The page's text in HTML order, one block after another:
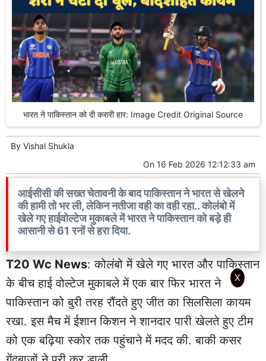
भारत ने पाकिस्तान को दी करारी हार: Image Credit Original Source
By Vishal Shukla
On 16 Feb 2026 12:12:33 am
आईसीसी की सख्त चेतावनी के बाद पाकिस्तान ने भारत से खेलने
की हामी तो भर ली, लेकिन नतीजा वही का वही रहा.. कोलंबो में
खेले गए हाईवोल्टेज मुकाबले में भारत ने पाकिस्तान को बड़े ही
आसानी से 61 रनों से हरा दिया.
T20 Wc News: कोलंबो में खेले गए भारत और पाकिस्तान
के बीच हाई वोल्टेज मुकाबले में एक बार फिर भारत ने
पाकिस्तान को बुरी तरह रौंदते हुए जीत का सिलसिला कायम
रखा. इस मैच में ईशान किशन ने शानदार पारी खेलते हुए टीम
को एक बढ़िया स्कोर तक पहुंचाने में मदद की. बाकी कसर
X